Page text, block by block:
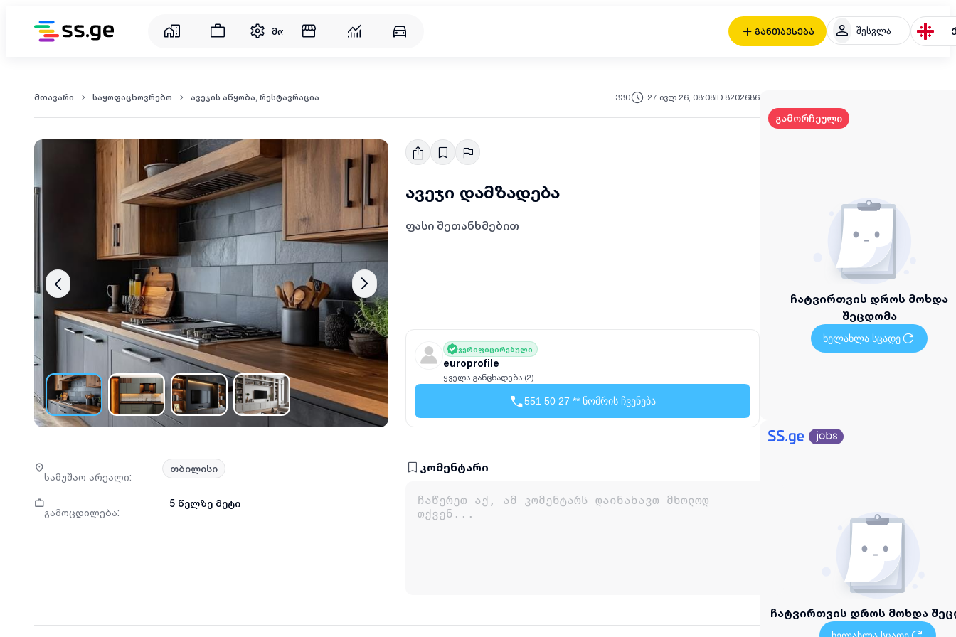
განთავსება შესვლა
მომსახურება
მთავარი საყოფაცხოვრებო ავეჯის აწყობა, რესტავრაცია 330 27 ივლ 26, 08:08ID 8202686
ავეჯი დამზადება
ფასი შეთანხმებით
ვერიფიცირებული
europrofile
ყველა განცხადება (2)
551 50 27 ** ნომრის ჩვენება
სამუშაო არეალი:
თბილისი
გამოცდილება:
5 წელზე მეტი
კომენტარი
გამორჩეული
ჩატვირთვის დროს მოხდა
შეცდომა
ხელახლა სცადე
ჩატვირთვის დროს მოხდა